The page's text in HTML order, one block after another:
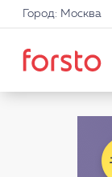
Город: Москва